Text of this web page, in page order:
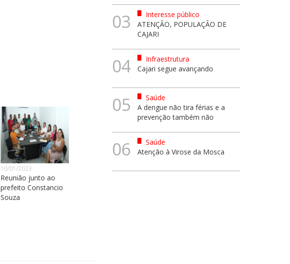
10/01/2023
Reunião junto ao
prefeito Constancio
Souza
03
Interesse público
ATENÇÃO, POPULAÇÃO DE
CAJARI
04
Infraestrutura
Cajari segue avançando
05
Saúde
A dengue não tira férias e a
prevenção também não
06
Saúde
Atenção à Virose da Mosca